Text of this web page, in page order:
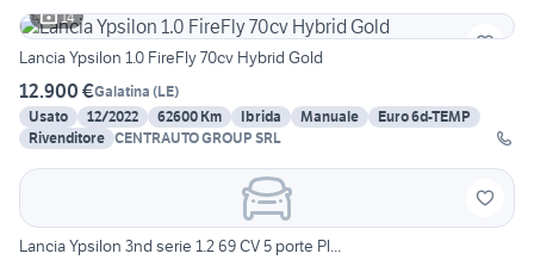
14
Lancia Ypsilon 1.0 FireFly 70cv Hybrid Gold
12.900 €Galatina (LE)
Usato
12/2022 62600 Km Ibrida Manuale
Euro 6d-TEMP
Rivenditore CENTRAUTO GROUP SRL
Lancia Ypsilon 3nd serie 1.2 69 CV 5 porte Pl...